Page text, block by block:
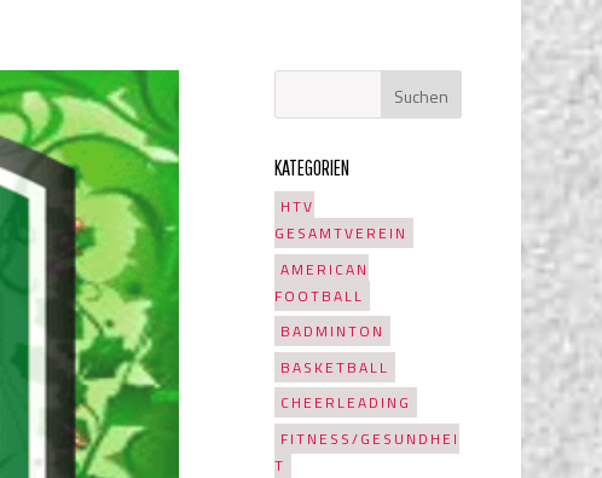
KATEGORIEN
HTV
GESAMTVEREIN
AMERICAN
FOOTBALL
BADMINTON
BASKETBALL
CHEERLEADING
FITNESS/GESUNDHEI
T